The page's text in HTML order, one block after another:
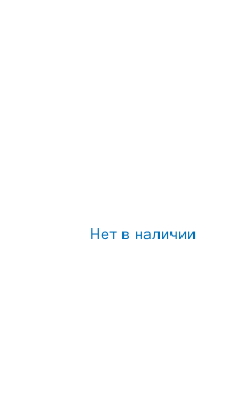
Нет в наличии